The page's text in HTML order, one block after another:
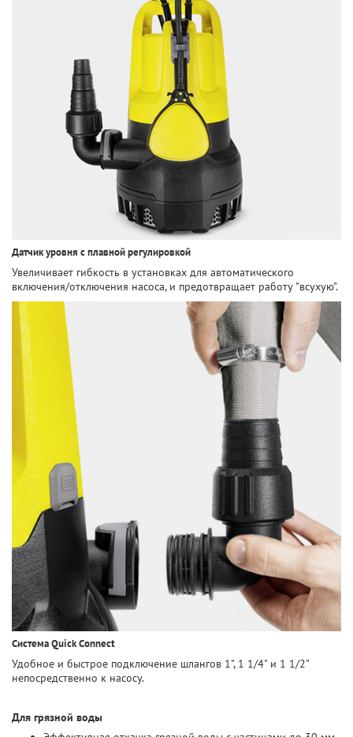
Датчик уровня с плавной регулировкой
Увеличивает гибкость в установках для автоматического
включения/отключения насоса, и предотвращает работу "всухую".
Система Quick Connect
Удобное и быстрое подключение шлангов 1", 1 1/4" и 1 1/2"
непосредственно к насосу.
Для грязной воды